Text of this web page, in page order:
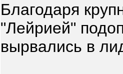
Благодаря
"Лейрией"
вырвались в